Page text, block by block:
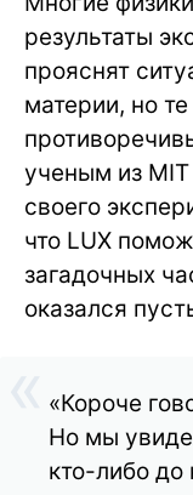
результаты
прояснят
материи, но
ученым из MIT
своего
что LUX
загадочных
оказался
«Короче
Но мы
кто-либо до